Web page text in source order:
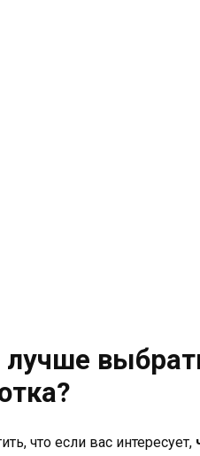
лучше
что если вас интересует,